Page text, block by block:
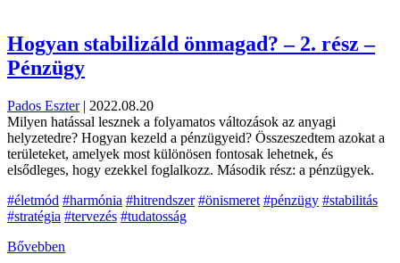
Hogyan stabilizáld önmagad? – 2. rész –
Pénzügy
Pados Eszter| 2022.08.20
Milyen hatással lesznek a folyamatos változások az anyagi
helyzetedre? Hogyan kezeld a pénzügyeid? Összeszedtem azokat a
területeket, amelyek most különösen fontosak lehetnek, és
elsődleges, hogy ezekkel foglalkozz. Második rész: a pénzügyek.
#életmód #harmónia #hitrendszer #önismeret #pénzügy #stabilitás
#stratégia #tervezés #tudatosság
Bővebben